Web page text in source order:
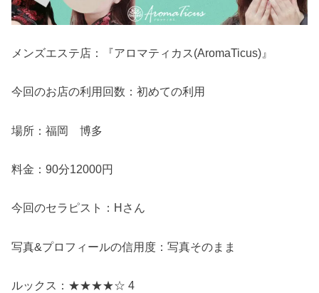
メンズエステ店：『アロマティカス(AromaTicus)』
今回のお店の利用回数：初めての利用
場所：福岡 博多
料金：90分12000円
今回のセラピスト：Hさん
写真&プロフィールの信用度：写真そのまま
ルックス：★★★★☆ 4